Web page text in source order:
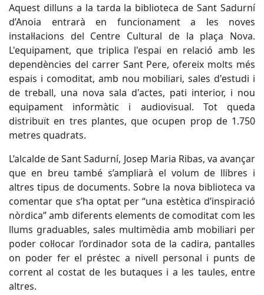
Aquest dilluns a la tarda la biblioteca de Sant Sadurní
d’Anoia entrarà en funcionament a les noves
instal·lacions del Centre Cultural de la plaça Nova.
L'equipament, que triplica l'espai en relació amb les
dependències del carrer Sant Pere, ofereix molts més
espais i comoditat, amb nou mobiliari, sales d'estudi i
de treball, una nova sala d'actes, pati interior, i nou
equipament informàtic i audiovisual. Tot queda
distribuït en tres plantes, que ocupen prop de 1.750
metres quadrats.
L’alcalde de Sant Sadurní, Josep Maria Ribas, va avançar
que en breu també s’ampliarà el volum de llibres i
altres tipus de documents. Sobre la nova biblioteca va
comentar que s’ha optat per “una estètica d’inspiració
nòrdica” amb diferents elements de comoditat com les
llums graduables, sales multimèdia amb mobiliari per
poder col·locar l’ordinador sota de la cadira, pantalles
on poder fer el préstec a nivell personal i punts de
corrent al costat de les butaques i a les taules, entre
altres.